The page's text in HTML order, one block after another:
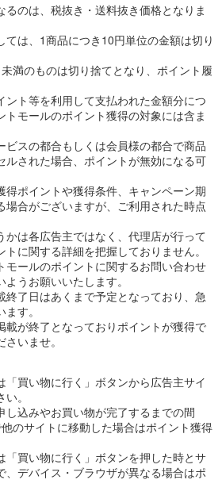
るのは、税抜き・送料抜き価格となりま
は、1商品につき10円単位の金額は切り
満のものは切り捨てとなり、ポイント履
ント等を利用して支払われた金額分につ
トモールのポイント獲得の対象には含ま
ビスの都合もしくは会員様の都合で商品
ルされた場合、ポイントが無効になる可
得ポイントや獲得条件、キャンペーン期
場合がございますが、ご利用された時点
かは各広告主ではなく、代理店が行って
に関する詳細を把握しておりません。
モールのポイントに関するお問い合わせ
うお願いいたします。
終了日はあくまで予定となっており、急
す。
載が終了となっておりポイントが獲得で
いませ。
「買い物に行く」ボタンから広告主サイ
。
し込みやお買い物が完了するまでの間
のサイトに移動した場合はポイント獲得
「買い物に行く」ボタンを押した時とサ
、デバイス・ブラウザが異なる場合はポ